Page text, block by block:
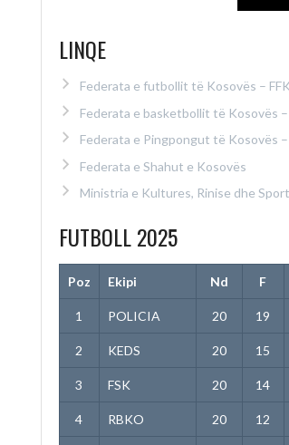
LINQE
Federata e futbollit të Kosovës – FFK
Federata e basketbollit të Kosovës –
Federata e Pingpongut të Kosovës –
Federata e Shahut e Kosovës
Ministria e Kultures, Rinise dhe
FUTBOLL 2025
Poz Ekipi Nd F
1 POLICIA 20 19
2 KEDS 20 15
3 FSK 20 14
4 RBKO 20 12